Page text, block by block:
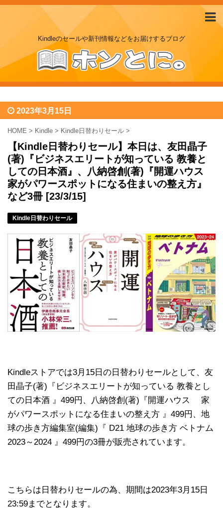
Kindleのセールや新刊情報などをお届けするブログ
2023年3月15日
HOME > Kindle > Kindle日替わりセール >
【Kindle日替わりセール】本日は、友田晶子
(著)『ビジネスエリートが知っている 教養と
しての日本酒』、八納啓創(著)『開運ハウス
家がパワースポットになる住まいの整え方』
など3冊 [23/3/15]
Kindle日替わりセール
Kindleストアでは3月15日の日替わりセールとして、友
田晶子(著)『ビジネスエリートが知っている 教養とし
ての日本酒 』499円、八納啓創(著)『開運ハウス 家
がパワースポットになる住まいの整え方 』499円、地
球の歩き方編集室(編集)『 D21 地球の歩き方 ベトナム
2023～2024 』499円の3冊が販売されています。
こちらは日替わりセールの為、期間は2023年3月15日
23:59までとなります。